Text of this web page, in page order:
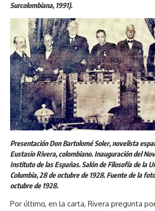
Surcolombiana, 1991).
Presentación Don Bartolomé Soler, novelista
Eustasio Rivera, colombiano. Inauguración del
Instituto de las Españas. Salón de Filosofía de la
Columbia, 28 de octubre de 1928. Fuente de la
octubre de 1928.
Por último, en la carta, Rivera pregunta